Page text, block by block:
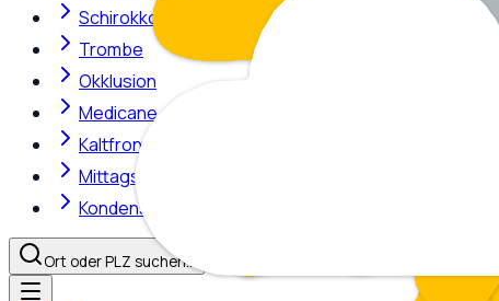
Schirokko
Trombe
Okklusion
Medicane
Kaltfront
Mittagshitze
Kondensstreifen
Ort oder PLZ suchen…